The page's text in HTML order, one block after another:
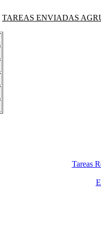
TAREAS ENVIADAS
Tareas